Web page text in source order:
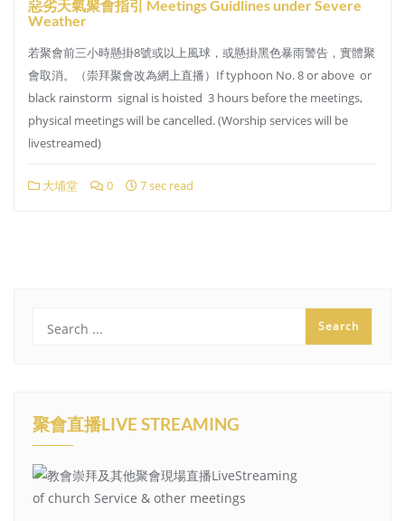
惡劣天氣聚會指引 Meetings Guidlines under Severe
Weather
若聚會前三小時懸掛8號或以上風球，或懸掛黑色暴雨警告，實體聚
會取消。（崇拜聚會改為網上直播）If typhoon No. 8 or above or
black rainstorm signal is hoisted 3 hours before the meetings,
physical meetings will be cancelled. (Worship services will be
livestreamed)
大埔堂 0 7 sec read
聚會直播LIVE STREAMING